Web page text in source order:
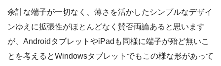
余計な端子が一切なく、薄さを活かしたシンプルなデザイ
ンゆえに拡張性がほとんどなく賛否両論あると思います
が、AndroidタブレットやiPadも同様に端子が殆ど無いこ
とを考えるとWindowsタブレットでもこの様な形があって